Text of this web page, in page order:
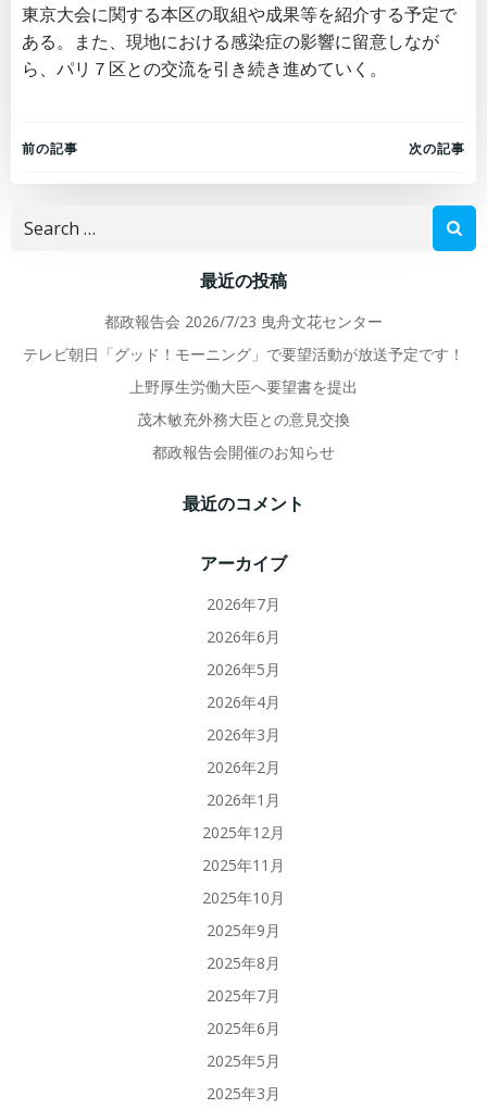
東京大会に関する本区の取組や成果等を紹介する予定で
ある。また、現地における感染症の影響に留意しなが
ら、パリ７区との交流を引き続き進めていく。
Post
navigation
前の記事
navigation
次の記事
Search
最近の投稿
都政報告会 2026/7/23 曳舟文花センター
テレビ朝日「グッド！モーニング」で要望活動が放送予定です！
上野厚生労働大臣へ要望書を提出
茂木敏充外務大臣との意見交換
都政報告会開催のお知らせ
最近のコメント
アーカイブ
2026年7月
2026年6月
2026年5月
2026年4月
2026年3月
2026年2月
2026年1月
2025年12月
2025年11月
2025年10月
2025年9月
2025年8月
2025年7月
2025年6月
2025年5月
2025年3月